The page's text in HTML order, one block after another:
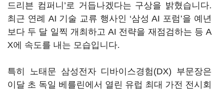
드리븐 컴퍼니 ’로 거듭나겠다는 구상을 밝혔습니다.
최근 연례 AI 기술 교류 행사인 ‘삼성AI 포럼’을 예년
보다 두 달 일찍 개최하고AI 전략을 재점검하는 등A
X에 속도를 내는 모습입니다.
특히 노태문 삼성전자 디바이스경험 (DX) 부문장은
이달 초 독일 베를린에서 열린 유럽 최대 가전 전시회